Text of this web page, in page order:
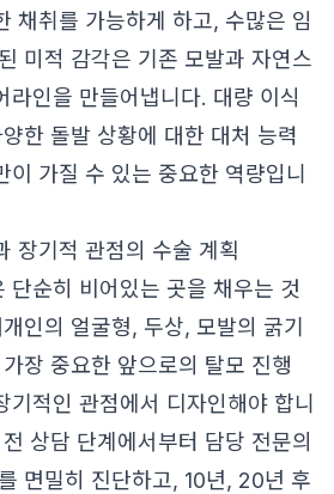
채취를 가능하게 하고, 수많은 임
미적 감각은 기존 모발과 자연스
라인을 만들어냅니다. 대량 이식
한 돌발 상황에 대한 대처 능력
이 가질 수 있는 중요한 역량입니
장기적 관점의 수술 계획
단순히 비어있는 곳을 채우는 것
인의 얼굴형, 두상, 모발의 굵기
장 중요한 앞으로의 탈모 진행
기적인 관점에서 디자인해야 합니
상담 단계에서부터 담당 전문의
면밀히 진단하고, 10년, 20년 후